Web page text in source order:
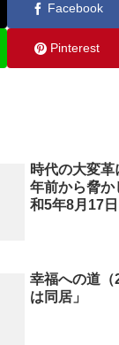
Facebook
Pinterest
時代の大変
年前から脅か
和5年8月17日
幸福への道（
は同居」